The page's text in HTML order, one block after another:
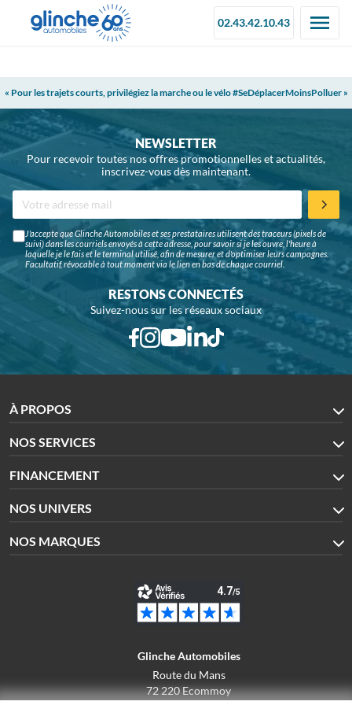
02.43.42.10.43
« Pour les trajets courts, privilégiez la marche ou le vélo #SeDéplacerMoinsPolluer »
NEWSLETTER
Pour recevoir toutes nos offres promotionnelles et actualités,
inscrivez-vous dès maintenant.
J'accepte que Glinche Automobiles et ses prestataires utilisent des traceurs (pixels de
suivi) dans les courriels envoyés à cette adresse, pour savoir si je les ouvre, l'heure à
laquelle je le fais et le terminal utilisé, afin de mesurer et d'optimiser leurs campagnes.
Facultatif, révocable à tout moment via le lien en bas de chaque courriel.
RESTONS CONNECTÉS
Suivez-nous sur les réseaux sociaux
À PROPOS
NOS SERVICES
FINANCEMENT
NOS UNIVERS
NOS MARQUES
Glinche Automobiles
Route du Mans
72 220 Ecommoy